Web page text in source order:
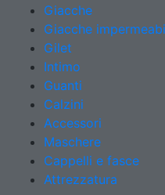
Giacche
Giacche
Gilet
Intimo
Guanti
Calzini
Accessori
Maschere
Cappelli e fasce
Attrezzatura